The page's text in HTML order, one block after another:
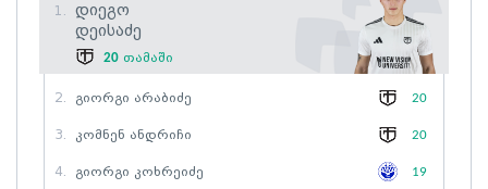
1.
Დიეგო
Დეისაძე
20 თამაში
2. Გიორგი Არაბიძე 20
3. Კომნენ Ანდრიჩი 20
4. Გიორგი Კოხრეიძე 19